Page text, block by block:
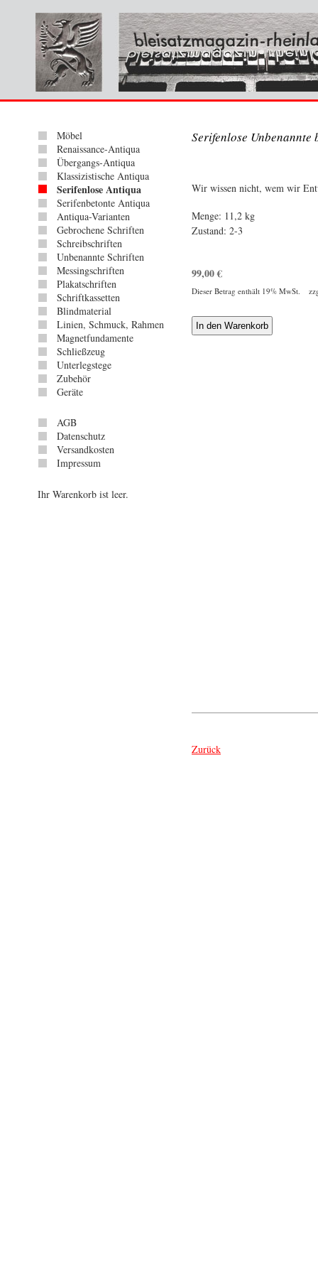
Möbel
Renaissance-Antiqua
Übergangs-Antiqua
Klassizistische Antiqua
Serifenlose Antiqua
Serifenbetonte Antiqua
Antiqua-Varianten
Gebrochene Schriften
Schreibschriften
Unbenannte Schriften
Messingschriften
Plakatschriften
Schriftkassetten
Blindmaterial
Linien, Schmuck, Rahmen
Magnetfundamente
Schließzeug
Unterlegstege
Zubehör
Geräte
AGB
Datenschutz
Versandkosten
Impressum
Ihr Warenkorb ist leer.
Serifenlose
Wir wissen nicht, wem wir
Menge: 11,2 kg
Zustand: 2-3
99,00€
Dieser Betrag enthält 19% MwSt.
Zurück